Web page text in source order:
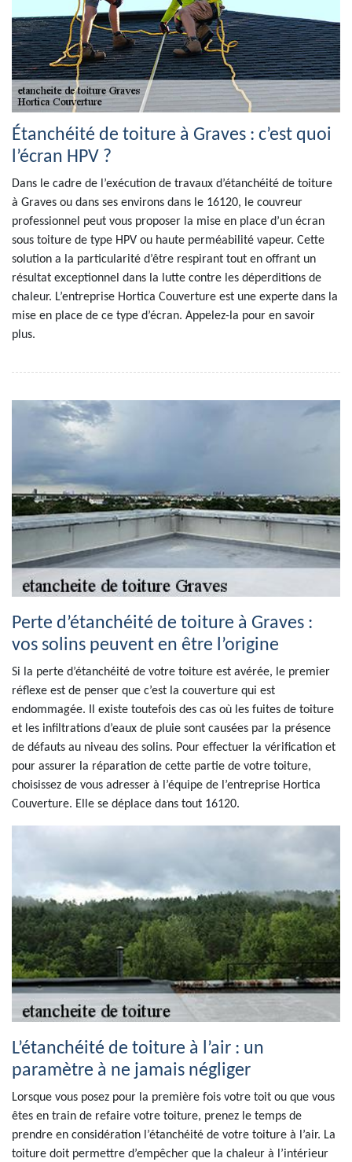
Étanchéité de toiture à Graves : c’est quoi
l’écran HPV ?
Dans le cadre de l’exécution de travaux d’étanchéité de toiture
à Graves ou dans ses environs dans le 16120, le couvreur
professionnel peut vous proposer la mise en place d’un écran
sous toiture de type HPV ou haute perméabilité vapeur. Cette
solution a la particularité d’être respirant tout en offrant un
résultat exceptionnel dans la lutte contre les déperditions de
chaleur. L’entreprise Hortica Couverture est une experte dans la
mise en place de ce type d’écran. Appelez-la pour en savoir
plus.
Perte d’étanchéité de toiture à Graves :
vos solins peuvent en être l’origine
Si la perte d’étanchéité de votre toiture est avérée, le premier
réflexe est de penser que c’est la couverture qui est
endommagée. Il existe toutefois des cas où les fuites de toiture
et les infiltrations d’eaux de pluie sont causées par la présence
de défauts au niveau des solins. Pour effectuer la vérification et
pour assurer la réparation de cette partie de votre toiture,
choisissez de vous adresser à l’équipe de l’entreprise Hortica
Couverture. Elle se déplace dans tout 16120.
L’étanchéité de toiture à l’air : un
paramètre à ne jamais négliger
Lorsque vous posez pour la première fois votre toit ou que vous
êtes en train de refaire votre toiture, prenez le temps de
prendre en considération l’étanchéité de votre toiture à l’air. La
toiture doit permettre d’empêcher que la chaleur à l’intérieur